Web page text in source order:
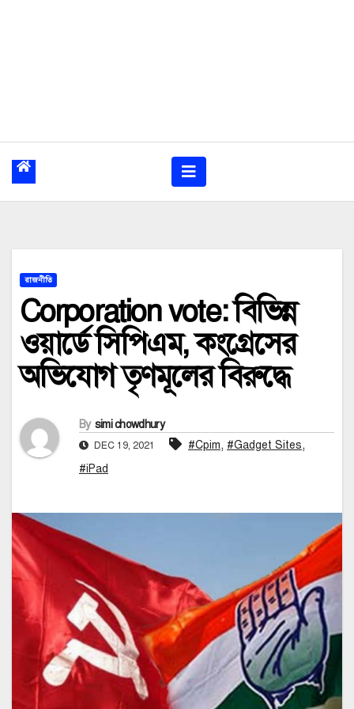
রাজনীতি
Corporation vote: বিভিন্ন
ওয়ার্ডে সিপিএম, কংগ্রেসের
অভিযোগ তৃণমূলের বিরুদ্ধে
By simi chowdhury
DEC 19, 2021 #Cpim, #Gadget Sites,
#iPad